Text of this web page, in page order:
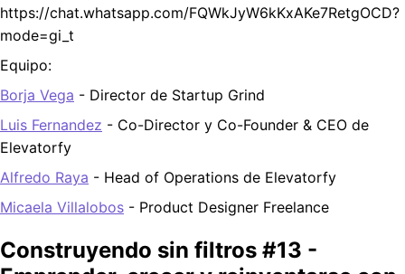
https://chat.whatsapp.com/FQWkJyW6kKxAKe7RetgOCD?
mode=gi_t
Equipo:
Borja Vega - Director de Startup Grind
Luis Fernandez - Co-Director y Co-Founder & CEO de
Elevatorfy
Alfredo Raya - Head of Operations de Elevatorfy
Micaela Villalobos - Product Designer Freelance
Construyendo sin filtros #13 -